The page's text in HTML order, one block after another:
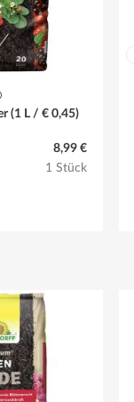
(1 L / € 0,45)
8,99 €
1 Stück